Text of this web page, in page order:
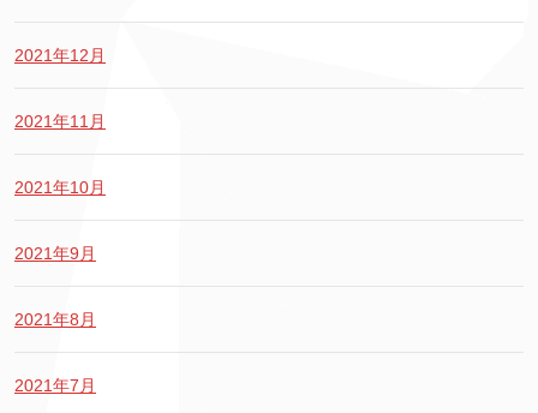
2021年12月
2021年11月
2021年10月
2021年9月
2021年8月
2021年7月